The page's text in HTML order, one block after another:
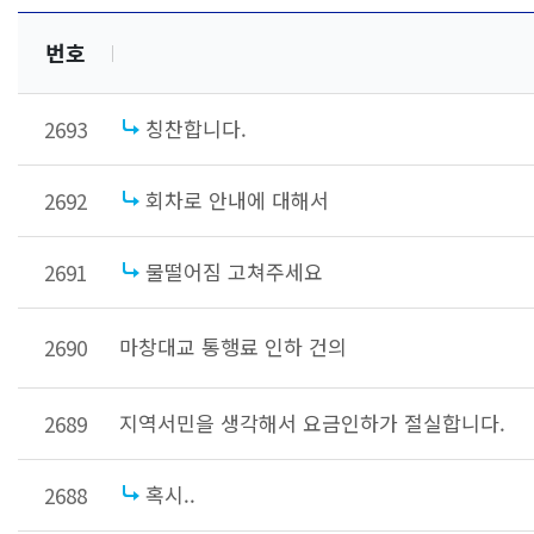
번호
2693 칭찬합니다.
2692 회차로 안내에 대해서
2691 물떨어짐 고쳐주세요
2690 마창대교 통행료 인하 건의
2689 지역서민을 생각해서 요금인하가 절실합니다.
2688 혹시..